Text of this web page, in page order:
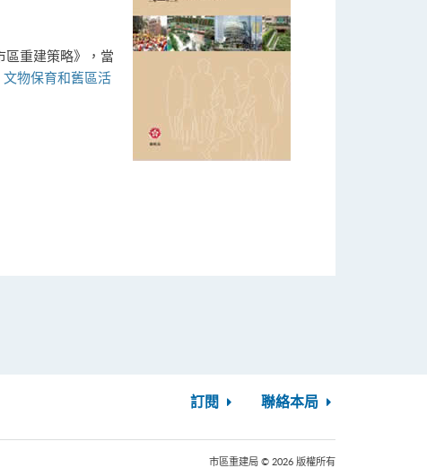
重建策略》，當
文物保育和舊區活
訂閱 聯絡本局
市區重建局 © 2026 版權所有